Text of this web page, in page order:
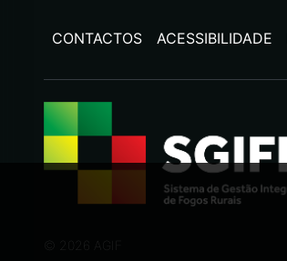
CONTACTOS ACESSIBILIDADE
2026 AGIF